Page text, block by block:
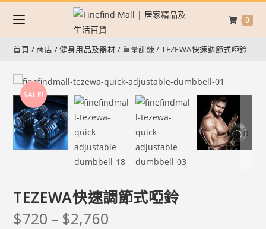
0
首頁 /商店 /健身用品及器材 /重量訓練/TEZEWA快速調節式啞鈴
SALE!
TEZEWA快速調節式啞鈴
$720 – $2,760